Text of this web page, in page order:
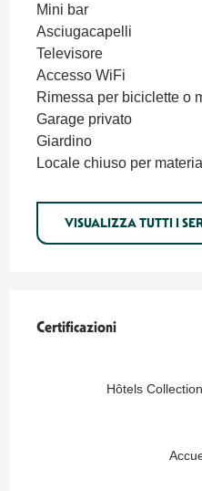
Mini bar
Asciugacapelli
Televisore
Accesso WiFi
Rimessa per biciclette o
Garage privato
Giardino
Locale chiuso per
VISUALIZZA TUTTI I
Certificazioni
Certificazioni
Hôtels